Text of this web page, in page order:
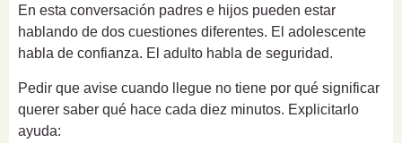
En esta conversación padres e hijos pueden estar
hablando de dos cuestiones diferentes. El adolescente
habla de confianza. El adulto habla de seguridad.
Pedir que avise cuando llegue no tiene por qué significar
querer saber qué hace cada diez minutos. Explicitarlo
ayuda: